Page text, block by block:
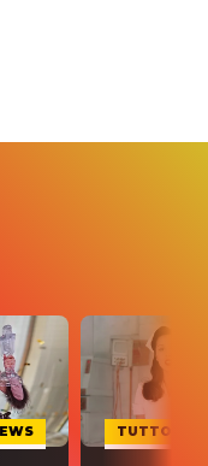
TUTTO